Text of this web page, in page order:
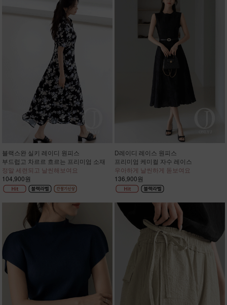
블랙스완 실키 레이디 원피스
부드럽고 차르르 흐르는 프리미엄 소재
정말 세련되고 날씬해보여요
104,900원
D레이디 레이스 원피스
프리미엄 케미컬 자수 레이스
우아하게 날씬하게 돋보여요
136,900원